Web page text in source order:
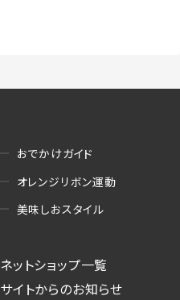
おでかけガイド
オレンジリボン運動
美味しおスタイル
ネットショップ一覧
サイトからのお知らせ